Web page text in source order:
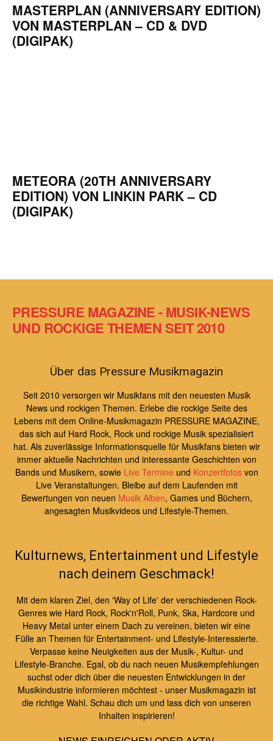
MASTERPLAN (ANNIVERSARY EDITION)
VON MASTERPLAN – CD & DVD
(DIGIPAK)
METEORA (20TH ANNIVERSARY
EDITION) VON LINKIN PARK – CD
(DIGIPAK)
PRESSURE MAGAZINE - MUSIK-NEWS
UND ROCKIGE THEMEN SEIT 2010
Über das Pressure Musikmagazin
Seit 2010 versorgen wir Musikfans mit den neuesten Musik
News und rockigen Themen. Erlebe die rockige Seite des
Lebens mit dem Online-Musikmagazin PRESSURE MAGAZINE,
das sich auf Hard Rock, Rock und rockige Musik spezialisiert
hat. Als zuverlässige Informationsquelle für Musikfans bieten wir
immer aktuelle Nachrichten und interessante Geschichten von
Bands und Musikern, sowie Live Termine und Konzertfotosvon
Live Veranstaltungen. Bleibe auf dem Laufenden mit
Bewertungen von neuen Musik Alben, Games und Büchern,
angesagten Musikvideos und Lifestyle-Themen.
Kulturnews, Entertainment und Lifestyle
nach deinem Geschmack!
Mit dem klaren Ziel, den 'Way of Life' der verschiedenen Rock-
Genres wie Hard Rock, Rock'n'Roll, Punk, Ska, Hardcore und
Heavy Metal unter einem Dach zu vereinen, bieten wir eine
Fülle an Themen für Entertainment- und Lifestyle-Interessierte.
Verpasse keine Neuigkeiten aus der Musik-, Kultur- und
Lifestyle-Branche. Egal, ob du nach neuen Musikempfehlungen
suchst oder dich über die neuesten Entwicklungen in der
Musikindustrie informieren möchtest - unser Musikmagazin ist
die richtige Wahl. Schau dich um und lass dich von unseren
Inhalten inspirieren!